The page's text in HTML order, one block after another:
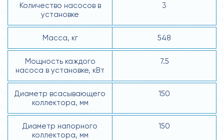
Количество насосов в
установке
3
Масса, кг 548
Мощность каждого
насоса в установке, кВт
7.5
Диаметр всасывающего
коллектора, мм
150
Диаметр напорного
коллектора, мм
150